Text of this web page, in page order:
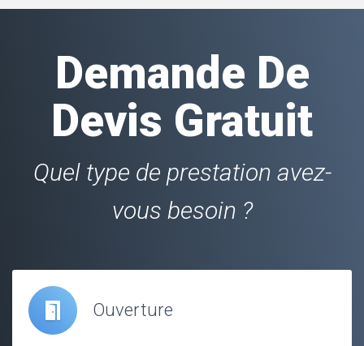
Demande De
Devis Gratuit
Quel type de prestation avez-
vous besoin ?
Ouverture